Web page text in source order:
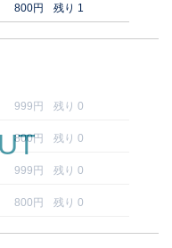
800円 残り 1
999円 残り 0
800円 残り 0
999円 残り 0
800円 残り 0